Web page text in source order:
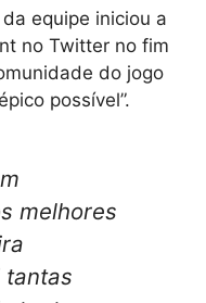
equipe iniciou a
no Twitter no fim
do jogo
possível”.
melhores
tantas